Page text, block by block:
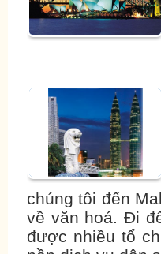
chúng tôi đến
về văn hoá. Đi
được nhiều tổ